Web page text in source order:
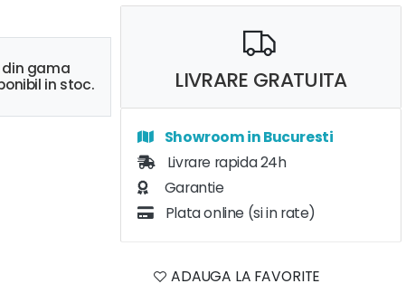
din gama
in stoc.
LIVRARE GRATUITA
Showroom in Bucuresti
Livrare rapida 24h
Garantie
Plata online (si in rate)
ADAUGA LA FAVORITE